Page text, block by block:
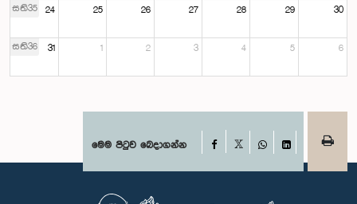
සති35 24 25 26 27 28 29 30
සති36 31 1 2 3 4 5 6
මෙම පිටුව බෙදාගන්න Facebook